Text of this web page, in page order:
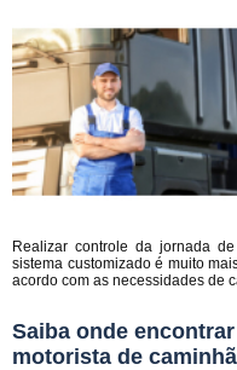
Realizar controle da jornada
sistema customizado é muito
acordo com as necessidades de
Saiba onde
motorista de